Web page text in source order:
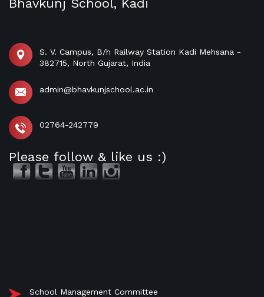
Bhavkunj School, Kadi
S. V. Campus, B/h Railway Station Kadi Mehsana -
382715, North Gujarat, India
admin@bhavkunjschool.ac.in
02764-242779
Please follow & like us :)
School Management Committee